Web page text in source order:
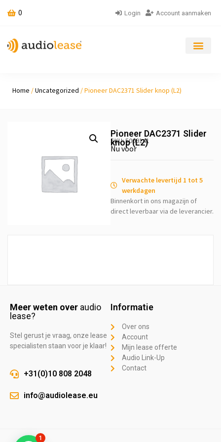
0 Login Account aanmaken
Home /Uncategorized / Pioneer DAC2371 Slider knop (L2)
Pioneer DAC2371 Slider
knop (L2)
SKU: 5009141
Nu voor
Verwachte levertijd 1 tot 5
werkdagen
Binnenkort in ons magazijn of
direct leverbaar via de leverancier.
Meer weten over audio
lease?
Stel gerust je vraag, onze lease
specialisten staan voor je klaar!
+31(0)10 808 2048
info@audiolease.eu
Informatie
Over ons
Account
Mijn lease offerte
Audio Link-Up
Contact
1